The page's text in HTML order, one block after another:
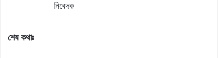
নিবেদক
শেষ কথাঃ